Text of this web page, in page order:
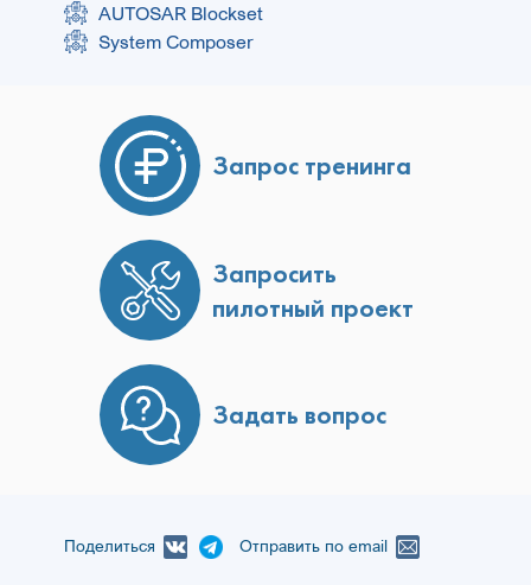
AUTOSAR Blockset
System Composer
Запрос тренинга
Запросить
пилотный проект
Задать вопрос
Поделиться Отправить по email